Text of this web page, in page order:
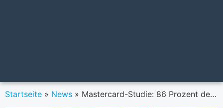
Startseite » News » Mastercard-Studie: 86 Prozent der Österreicher möchten etwas zum Umweltschutz beitragen